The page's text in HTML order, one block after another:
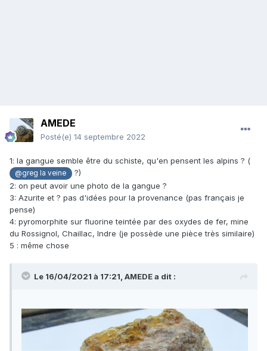
AMEDE
Posté(e) 14 septembre 2022
1: la gangue semble être du schiste, qu'en pensent les alpins ? (
@greg la veine
?)
2: on peut avoir une photo de la gangue ?
3: Azurite et ? pas d'idées pour la provenance (pas français je
pense)
4: pyromorphite sur fluorine teintée par des oxydes de fer, mine
du Rossignol, Chaillac, Indre (je possède une pièce très similaire)
5 : même chose
Le 16/04/2021 à 17:21, AMEDEa dit :